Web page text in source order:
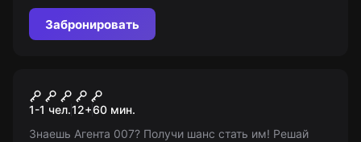
Испытайте новый уровень командной игры в
высокотехнологичном пространстве.
Забронировать
Стань шпионом
1-1 чел.12+60 мин.
Знаешь Агента 007? Получи шанс стать им! Решай